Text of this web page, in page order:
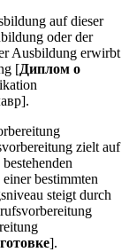
auf dieser
oder der
Ausbildung erwirbt
[Диплом о
zielt auf
bestimmten
steigt durch
].